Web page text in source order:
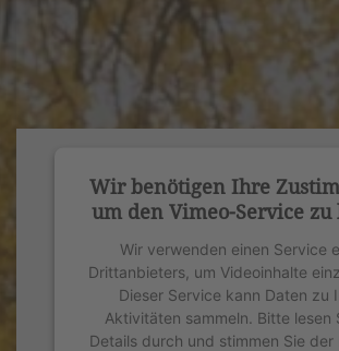
Wir benötigen Ihre
um den Vimeo-Service zu
Wir verwenden einen Service
Drittanbieters, um Videoinhalte
Dieser Service kann Daten zu
Aktivitäten sammeln. Bitte lesen
Details durch und stimmen Sie der